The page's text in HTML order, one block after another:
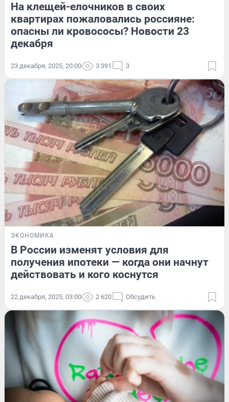
На клещей-елочников в своих
квартирах пожаловались россияне:
опасны ли кровососы? Новости 23
декабря
23 декабря, 2025, 20:00 3 391 3
ЭКОНОМИКА
В России изменят условия для
получения ипотеки — когда они начнут
действовать и кого коснутся
22 декабря, 2025, 03:00 2 620 Обсудить